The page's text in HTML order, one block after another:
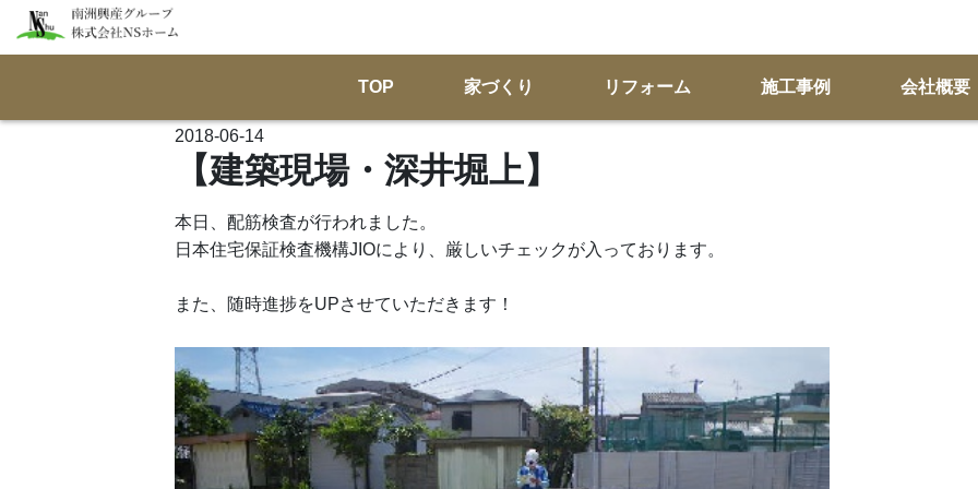
TOP 家づくり リフォーム 施工事例 会社概要
2018-06-14
【建築現場・深井堀上】
本日、配筋検査が行われました。
日本住宅保証検査機構JIOにより、厳しいチェックが入っております。
また、随時進捗をUPさせていただきます！